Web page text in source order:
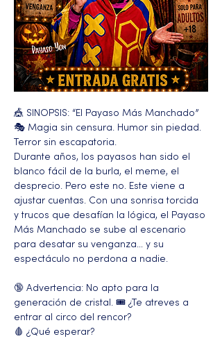
🎪 SINOPSIS: “El Payaso Más Manchado”
🎭 Magia sin censura. Humor sin piedad.
Terror sin escapatoria.
Durante años, los payasos han sido el
blanco fácil de la burla, el meme, el
desprecio. Pero este no. Este viene a
ajustar cuentas. Con una sonrisa torcida
y trucos que desafían la lógica, el Payaso
Más Manchado se sube al escenario
para desatar su venganza… y su
espectáculo no perdona a nadie.
🔞 Advertencia: No apto para la
generación de cristal. 🎟️ ¿Te atreves a
entrar al circo del rencor?
🩸 ¿Qué esperar?